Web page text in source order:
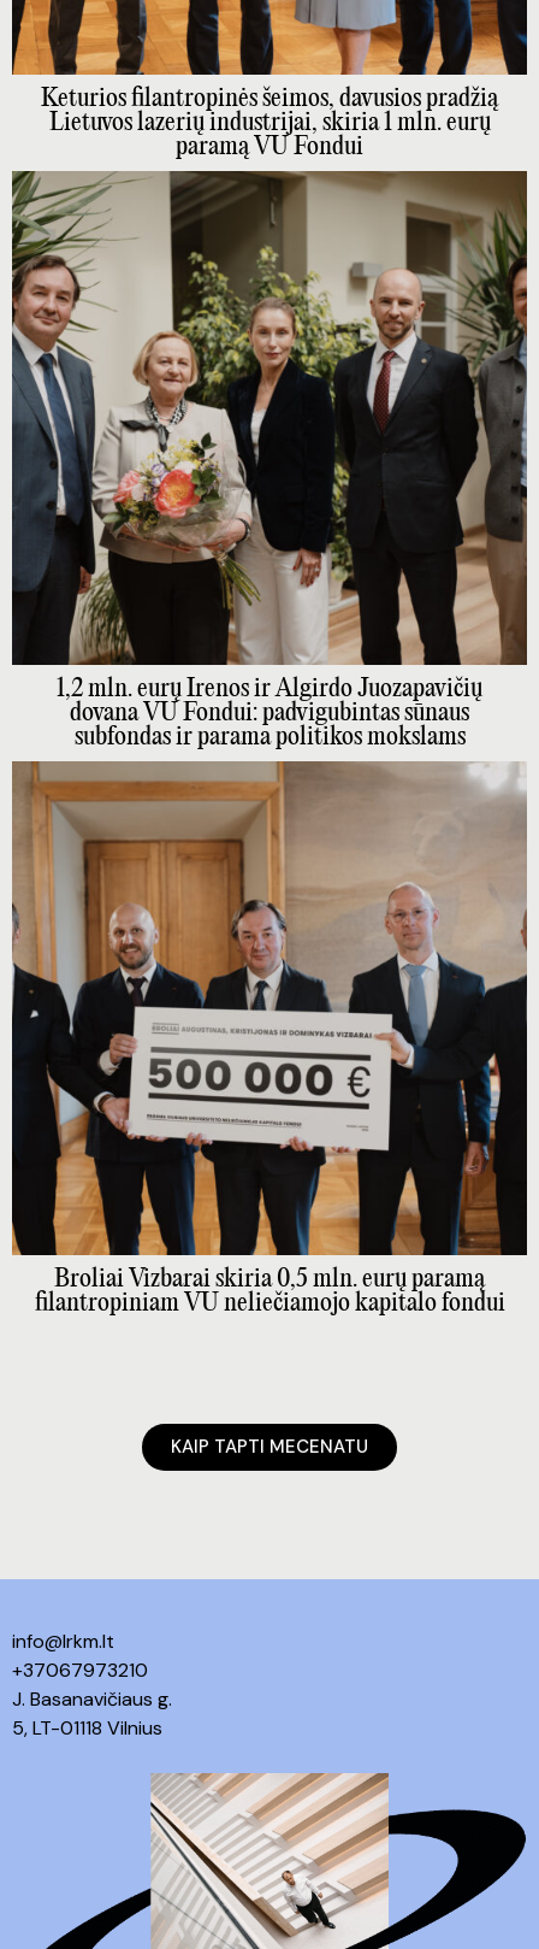
Keturios filantropinės šeimos, davusios pradžią
Lietuvos lazerių industrijai, skiria 1 mln. eurų
paramą VU Fondui
1,2 mln. eurų Irenos ir Algirdo Juozapavičių
dovana VU Fondui: padvigubintas sūnaus
subfondas ir parama politikos mokslams
Broliai Vizbarai skiria 0,5 mln. eurų paramą
filantropiniam VU neliečiamojo kapitalo fondui
KAIP TAPTI MECENATU
info@lrkm.lt
+37067973210
J. Basanavičiaus g.
5, LT-01118 Vilnius